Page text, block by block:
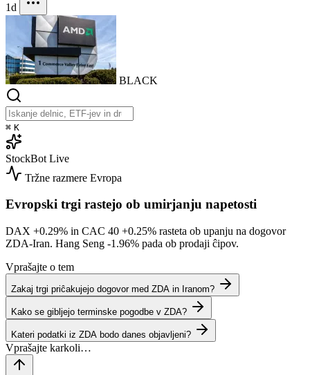
1d
BLACK
⌘ K
StockBot Live
Tržne razmere Evropa
Evropski trgi rastejo ob umirjanju napetosti
DAX +0.29% in CAC 40 +0.25% rasteta ob upanju na dogovor
ZDA-Iran. Hang Seng -1.96% pada ob prodaji ĉipov.
Vprašajte o tem
Zakaj trgi priĉakujejo dogovor med ZDA in Iranom?
Kako se gibljejo terminske pogodbe v ZDA?
Kateri podatki iz ZDA bodo danes objavljeni?